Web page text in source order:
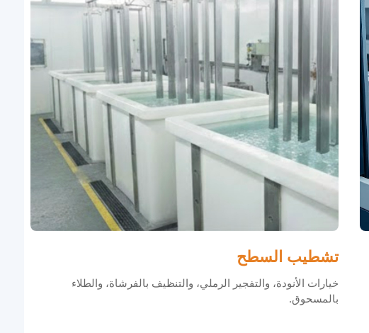
تشطيب السطح
خيارات الأنودة، والتفجير الرملي، والتنظيف بالفرشاة، والطلاء
بالمسحوق.